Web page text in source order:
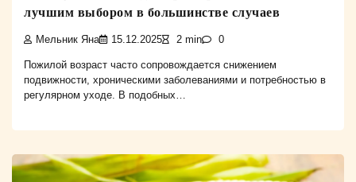
лучшим выбором в большинстве случаев
Мельник Яна 15.12.2025 2 min 0
Пожилой возраст часто сопровождается снижением
подвижности, хроническими заболеваниями и потребностью в
регулярном уходе. В подобных…